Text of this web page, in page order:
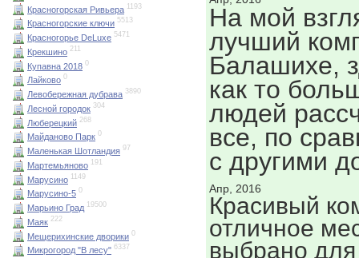
Красногорская Ривьера 1193
Красногорские ключи 5513
Красногорье DeLuxe 5471
Крекшино 211
Купавна 2018 0
Лайково 0
Левобережная дубрава 3890
Лесной городок 304
Люберецкий 268
Майданово Парк 0
Маленькая Шотландия 97
Мартемьяново 191
Марусино 1149
Марусино-5 0
Марьино Град 19500
Маяк 222
Мещерихинские дворики 0
Микрогород "В лесу" 6337
На мой
лучший
Балашихе,
как то
людей
все, по
с другими
Апр, 2016
Красивый
отличное
выбрано для